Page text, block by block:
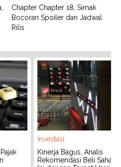
Chapter Chapter 18, Simak
Bocoran Spoiler dan Jadwal
Rilis
Investasi
Kinerja Bagus, Analis
Rekomendasi Beli Saham